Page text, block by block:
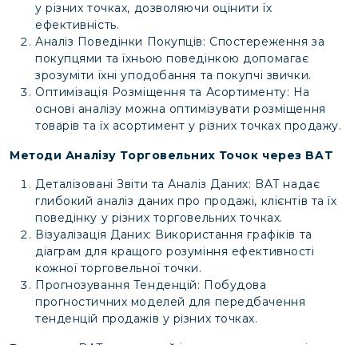
у різних точках, дозволяючи оцінити їх
ефективність.
Аналіз Поведінки Покупців: Спостереження за
покупцями та їхньою поведінкою допомагає
зрозуміти їхні уподобання та покупчі звички.
Оптимізація Розміщення та Асортименту: На
основі аналізу можна оптимізувати розміщення
товарів та їх асортимент у різних точках продажу.
Методи Аналізу Торговельних Точок через BAT
Деталізовані Звіти та Аналіз Даних: BAT надає
глибокий аналіз даних про продажі, клієнтів та їх
поведінку у різних торговельних точках.
Візуалізація Даних: Використання графіків та
діаграм для кращого розуміння ефективності
кожної торговельної точки.
Прогнозування Тенденцій: Побудова
прогностичних моделей для передбачення
тенденцій продажів у різних точках.